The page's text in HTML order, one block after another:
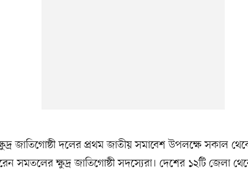
জাতিগোষ্ঠী দলের প্রথম জাতীয় সমাবেশ উপলক্ষে সকাল
ক্ষুদ্র জাতিগোষ্ঠী সদস্যেরা। দেশের ১২টি জেলা